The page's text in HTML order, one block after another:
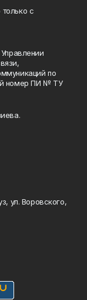
с
по
номер ПИ № ТУ
ул. Воровского,